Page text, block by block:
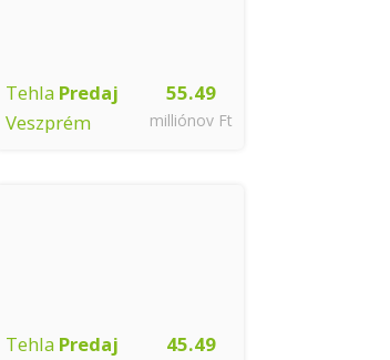
55.49
milliónov Ft
Tehla Predaj
Veszprém
45.49
Tehla Predaj